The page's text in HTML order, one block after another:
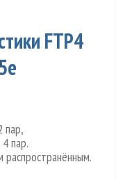
FTP4
пар,
пар.
распространённым.